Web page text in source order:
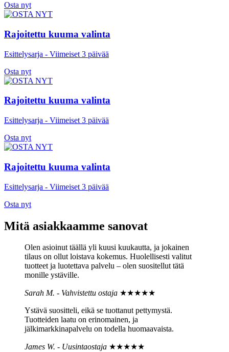
Osta nyt
Rajoitettu kuuma valinta
Esittelysarja - Viimeiset 3 päivää
Osta nyt
Rajoitettu kuuma valinta
Esittelysarja - Viimeiset 3 päivää
Osta nyt
Rajoitettu kuuma valinta
Esittelysarja - Viimeiset 3 päivää
Osta nyt
Mitä asiakkaamme sanovat
Olen asioinut täällä yli kuusi kuukautta, ja jokainen
tilaus on ollut loistava kokemus. Huolellisesti valitut
tuotteet ja luotettava palvelu – olen suositellut tätä
monille ystäville.
Sarah M. - Vahvistettu ostaja ★★★★★
Ystävä suositteli, eikä se tuottanut pettymystä.
Tuotteiden laatu on erinomainen, ja
jälkimarkkinapalvelu on todella huomaavaista.
James W. - Uusintaostaja ★★★★★